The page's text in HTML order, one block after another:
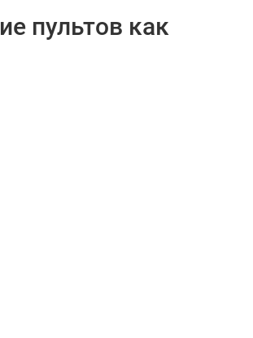
пультов как